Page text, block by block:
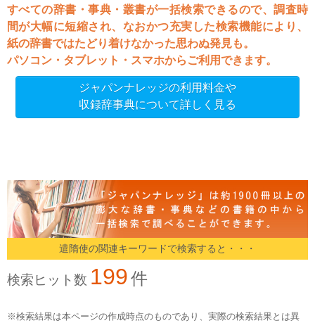
すべての辞書・事典・叢書が一括検索できるので、調査時
間が大幅に短縮され、なおかつ充実した検索機能により、
紙の辞書ではたどり着けなかった思わぬ発見も。
パソコン・タブレット・スマホからご利用できます。
ジャパンナレッジの利用料金や
収録辞事典について詳しく見る
遣隋使の関連キーワードで検索すると・・・
検索ヒット数 199件
※検索結果は本ページの作成時点のものであり、実際の検索結果とは異